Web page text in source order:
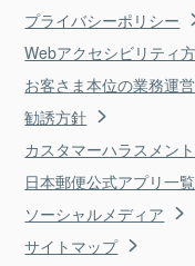
プライバシーポリシー
Webアクセシビリティ
お客さま本位の業務運
勧誘方針
カスタマーハラスメン
日本郵便公式アプリ一覧
ソーシャルメディア
サイトマップ